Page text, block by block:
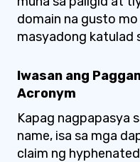
domain na gusto
masyadong katulad
Iwasan ang
Acronym
Kapag nagpapasya
name, isa sa mga
claim ng